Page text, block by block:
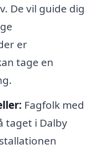
De vil guide dig
er
tage en
Fagfolk med
taget i Dalby